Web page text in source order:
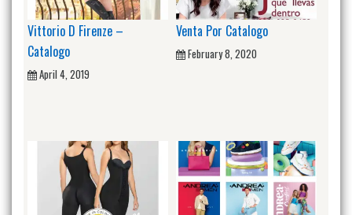
Vittorio D Firenze –
Catalogo
April 4, 2019
Venta Por Catalogo
February 8, 2020